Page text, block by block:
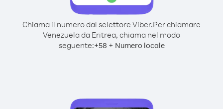
Chiama il numero dal selettore Viber.Per chiamare
Venezuela da Eritrea, chiama nel modo
seguente:+58 + Numero locale